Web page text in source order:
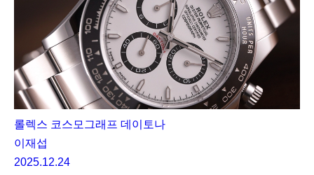
롤렉스 코스모그래프 데이토나
이재섭
2025.12.24